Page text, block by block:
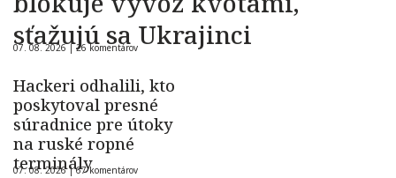
sťažujú sa Ukrajinci
07. 08. 2026 |26 komentárov
Hackeri odhalili, kto
poskytoval presné
súradnice pre útoky
na ruské ropné
terminály
07. 08. 2026 |67 komentárov